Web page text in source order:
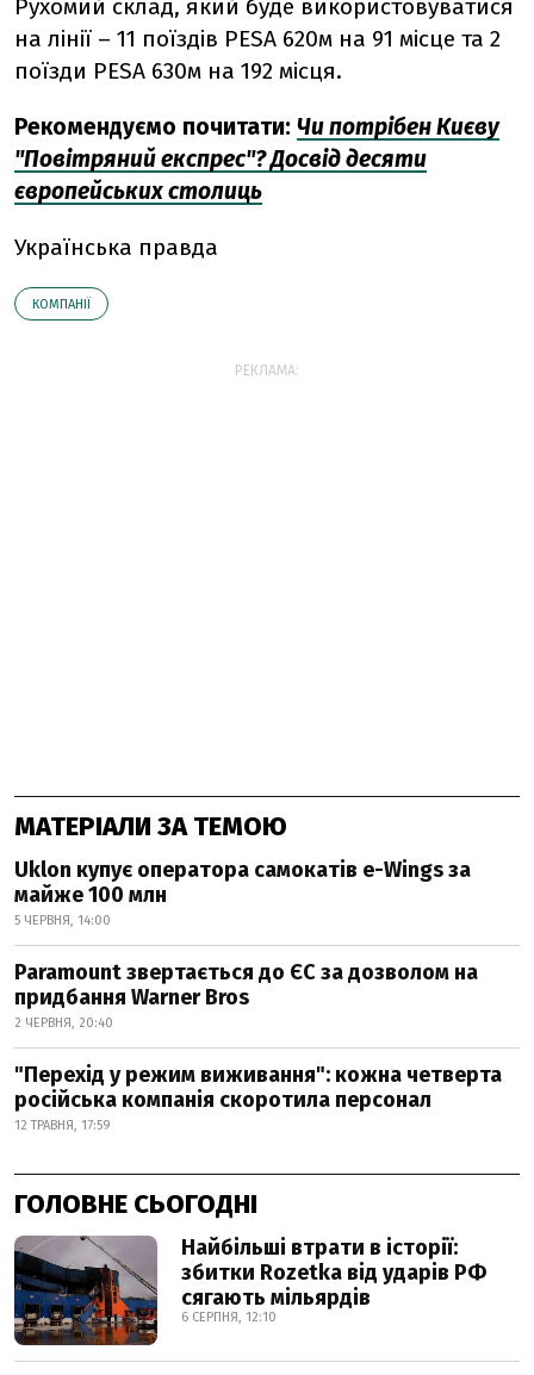
Рухомий склад, який буде використовуватися
на лінії – 11 поїздів PESA 620м на 91 місце та 2
поїзди PESA 630м на 192 місця.
Рекомендуємо почитати: Чи потрібен Києву
"Повітряний експрес"? Досвід десяти
європейських столиць
Українська правда
КОМПАНІЇ
РЕКЛАМА:
МАТЕРІАЛИ ЗА ТЕМОЮ
Uklon купує оператора самокатів e-Wings за
майже 100 млн
5 ЧЕРВНЯ, 14:00
Paramount звертається до ЄС за дозволом на
придбання Warner Bros
2 ЧЕРВНЯ, 20:40
"Перехід у режим виживання": кожна четверта
російська компанія скоротила персонал
12 ТРАВНЯ, 17:59
ГОЛОВНЕ СЬОГОДНІ
Найбільші втрати в історії:
збитки Rozetka від ударів РФ
сягають мільярдів
6 СЕРПНЯ, 12:10